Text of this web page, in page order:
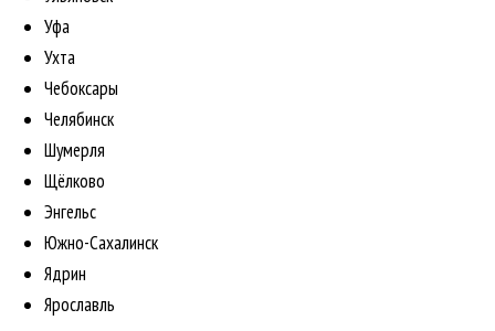
Уфа
Ухта
Чебоксары
Челябинск
Шумерля
Щёлково
Энгельс
Южно-Сахалинск
Ядрин
Ярославль